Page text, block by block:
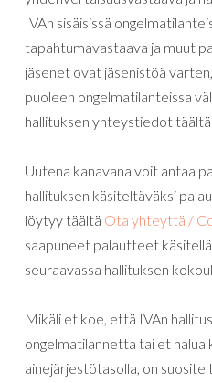
IVAn sisäisissä
tapahtumavastaava ja muut
jäsenet ovat jäsenistöä
puoleen ongelmatilanteissa
hallituksen yhteystiedot täältä
Uutena kanavana voit antaa
hallituksen käsiteltäväksi
löytyy täältä Ota yhteyttä /
saapuneet palautteet
seuraavassa hallituksen
Mikäli et koe, että IVAn
ongelmatilannetta tai et halua
ainejärjestötasolla, on